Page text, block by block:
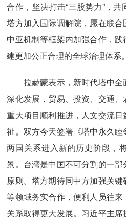
合作，坚决打击“三股势力”，
塔方加入国际调解院，愿在联
中亚机制等框架内加强合作，
建更加公正合理的全球治理体系。
拉赫蒙表示，新时代塔中全
深化发展，贸易、投资、交通、
重大项目顺利推进，人文交流
祉。双方今天签署《塔中永久
两国关系进入新的历史阶段，
景。台湾是中国不可分割的一
原则。塔方期待同中方加强关
等领域务实合作，便利人员往
关系取得更大发展。习近平主